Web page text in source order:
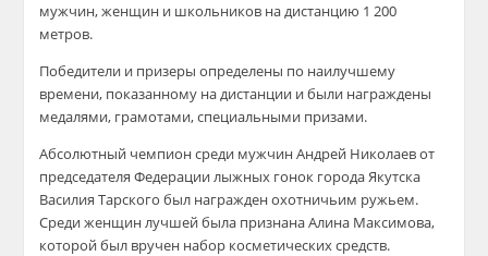
мужчин, женщин и школьников на дистанцию 1 200
метров.
Победители и призеры определены по наилучшему
времени, показанному на дистанции и были награждены
медалями, грамотами, специальными призами.
Абсолютный чемпион среди мужчин Андрей Николаев от
председателя Федерации лыжных гонок города Якутска
Василия Тарского был награжден охотничьим ружьем.
Среди женщин лучшей была признана Алина Максимова,
которой был вручен набор косметических средств.